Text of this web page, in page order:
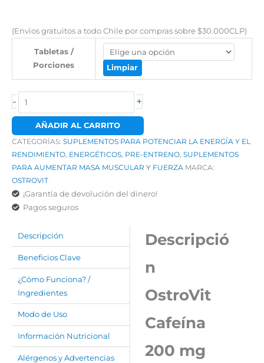
era:
$14.628. es:
$13.750.
(Envios gratuitos a todo Chile por compras sobre $30.000CLP)
Tabletas /
Porciones
Limpiar
- +
AÑADIR AL CARRITO
CATEGORÍAS: SUPLEMENTOS PARA POTENCIAR LA ENERGÍA Y EL
RENDIMIENTO ENERGÉTICOS PRE-ENTRENO SUPLEMENTOS
PARA AUMENTAR MASA MUSCULAR Y FUERZA MARCA:
OSTROVIT
¡Garantía de devolución del dinero!
Pagos seguros
Descripción
Beneficios Clave
¿Cómo Funciona? /
Ingredientes
Modo de Uso
Información Nutricional
Alérgenos y Advertencias
Descripció
n
OstroVit
Cafeína
200 mg